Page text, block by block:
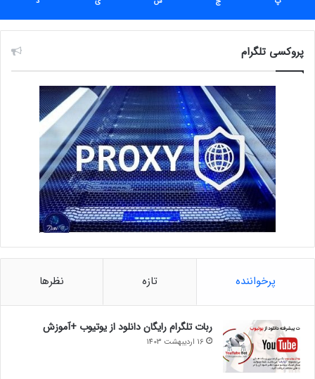
پروکسی تلگرام
پرخواننده تازه نظرها
ربات تلگرام رایگان دانلود از یوتیوب +آموزش
16 اردیبهشت 1403